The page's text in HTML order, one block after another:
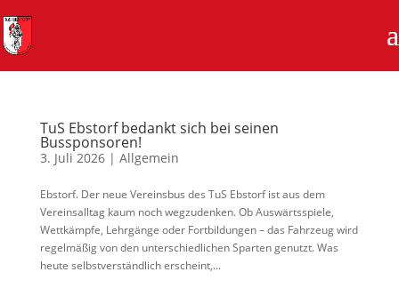
TuS Ebstorf bedankt sich bei seinen
Bussponsoren!
3. Juli 2026| Allgemein
Ebstorf. Der neue Vereinsbus des TuS Ebstorf ist aus dem
Vereinsalltag kaum noch wegzudenken. Ob Auswärtsspiele,
Wettkämpfe, Lehrgänge oder Fortbildungen – das Fahrzeug wird
regelmäßig von den unterschiedlichen Sparten genutzt. Was
heute selbstverständlich erscheint,...